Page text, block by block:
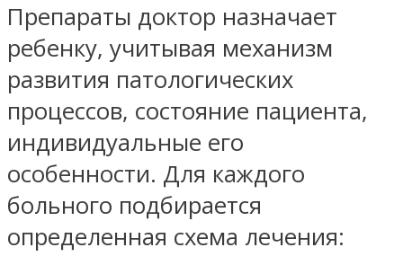
Препараты доктор назначает
ребенку, учитывая механизм
развития патологических
процессов, состояние пациента,
индивидуальные его
особенности. Для каждого
больного подбирается
определенная схема лечения: